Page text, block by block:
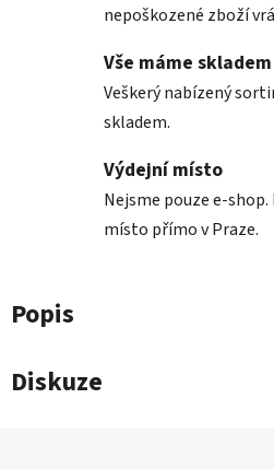
nepoškozené zboží
Vše máme skladem
Veškerý nabízený
skladem.
Výdejní místo
Nejsme pouze e-
místo přímo v Praze.
Popis
Diskuze